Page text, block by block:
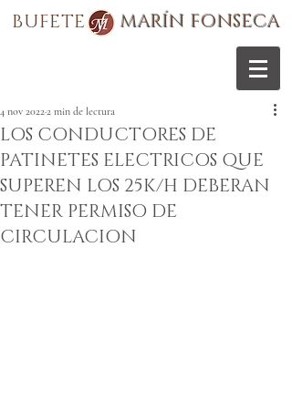
BUFETE MARÍN FONSECA
LOS CONDUCTORES DE
PATINETES ELECTRICOS QUE
SUPEREN LOS 25K/H DEBERAN
TENER PERMISO DE
CIRCULACION
4 nov 20222 min de lectura